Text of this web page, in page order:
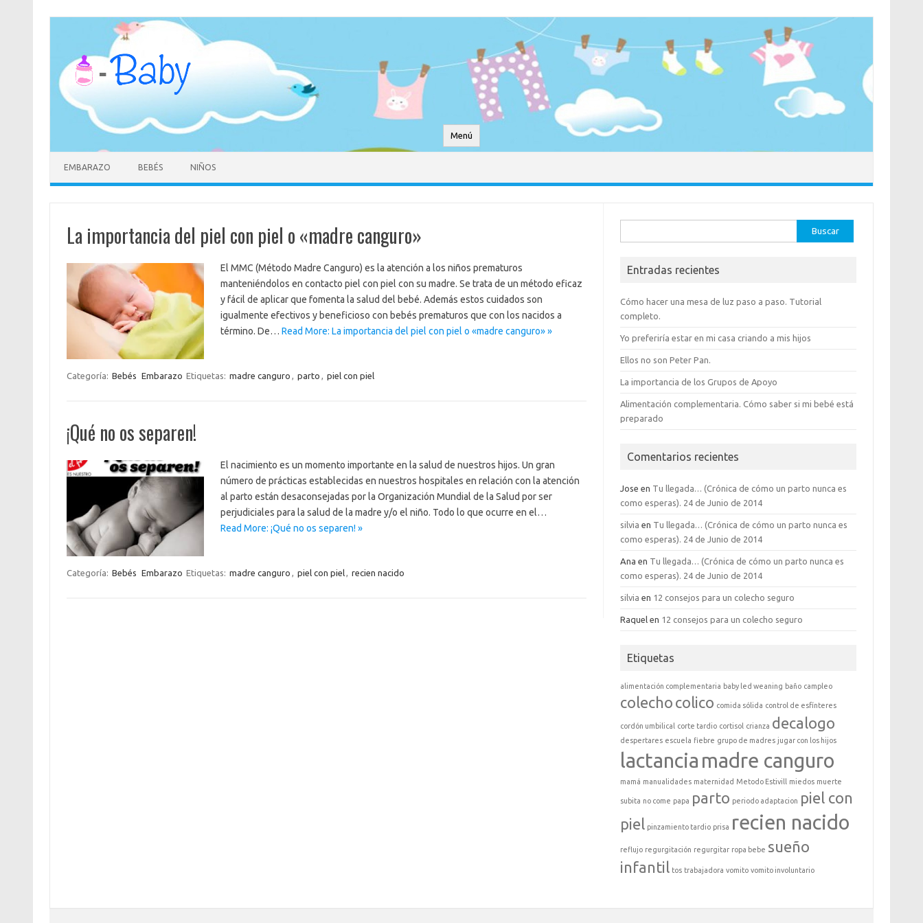
Saltar
Menú
EMBARAZO BEBÉS NIÑOS
La importancia del piel con piel o «madre canguro»
El MMC (Método Madre Canguro) es la atención a los niños prematuros
manteniéndolos en contacto piel con piel con su madre. Se trata de un método eficaz
y fácil de aplicar que fomenta la salud del bebé. Además estos cuidados son
igualmente efectivos y beneficioso con bebés prematuros que con los nacidos a
término. De… Read More: La importancia del piel con piel o «madre canguro» »
Categoría: Bebés Embarazo Etiquetas: madre canguro , parto , piel con piel
¡Qué no os separen!
El nacimiento es un momento importante en la salud de nuestros hijos. Un gran
número de prácticas establecidas en nuestros hospitales en relación con la atención
al parto están desaconsejadas por la Organización Mundial de la Salud por ser
perjudiciales para la salud de la madre y/o el niño. Todo lo que ocurre en el…
Read More: ¡Qué no os separen! »
Categoría: Bebés Embarazo Etiquetas: madre canguro , piel con piel, recien nacido
Entradas recientes
Cómo hacer una mesa de luz paso a paso. Tutorial
completo.
Yo preferiría estar en mi casa criando a mis hijos
Ellos no son Peter Pan.
La importancia de los Grupos de Apoyo
Alimentación complementaria. Cómo saber si mi bebé está
preparado
Comentarios recientes
Jose en Tu llegada… (Crónica de cómo un parto nunca es
como esperas). 24 de Junio de 2014
silvia en Tu llegada… (Crónica de cómo un parto nunca es
como esperas). 24 de Junio de 2014
Ana en Tu llegada… (Crónica de cómo un parto nunca es
como esperas). 24 de Junio de 2014
silvia en 12 consejos para un colecho seguro
Raquel en 12 consejos para un colecho seguro
Etiquetas
alimentación complementaria baby led weaning baño campleo
colecho colico comida sólida control de esfínteres
cordón umbilical corte tardio cortisol crianza decalogo
despertares escuela fiebre grupo de madres jugar con los hijos
lactancia madre canguro
mamá manualidades maternidad Metodo Estivill miedos muerte
subita no come papa parto periodo adaptacion piel con
piel pinzamiento tardio prisa recien nacido
reflujo regurgitación regurgitar ropa bebe sueño
infantil tos trabajadora vomito vomito involuntario